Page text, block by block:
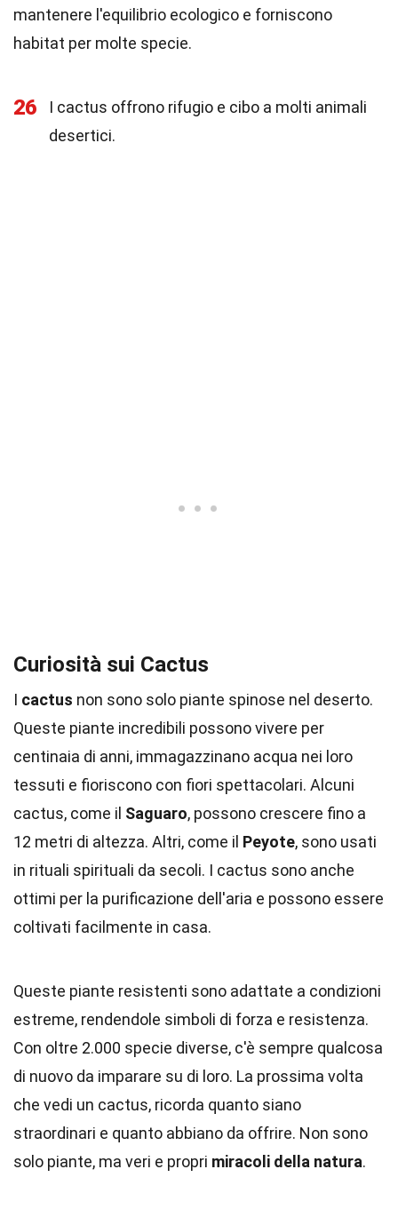
mantenere l'equilibrio ecologico e forniscono
habitat per molte specie.
26
I cactus offrono rifugio e cibo a molti animali
desertici.
Curiosità sui Cactus
I cactus non sono solo piante spinose nel deserto.
Queste piante incredibili possono vivere per
centinaia di anni, immagazzinano acqua nei loro
tessuti e fioriscono con fiori spettacolari. Alcuni
cactus, come il Saguaro, possono crescere fino a
12 metri di altezza. Altri, come il Peyote, sono usati
in rituali spirituali da secoli. I cactus sono anche
ottimi per la purificazione dell'aria e possono essere
coltivati facilmente in casa.
Queste piante resistenti sono adattate a condizioni
estreme, rendendole simboli di forza e resistenza.
Con oltre 2.000 specie diverse, c'è sempre qualcosa
di nuovo da imparare su di loro. La prossima volta
che vedi un cactus, ricorda quanto siano
straordinari e quanto abbiano da offrire. Non sono
solo piante, ma veri e propri miracoli della natura.